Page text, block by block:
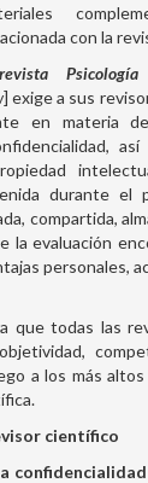
con la
revista Psicología
] exige a sus
en materia
durante el
compartida,
la evaluación
personales,
que todas las
a los más
científico